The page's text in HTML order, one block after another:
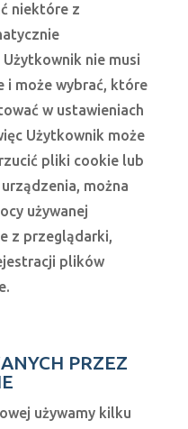
niektóre z
nie musi
i może wybrać, które
w ustawieniach
Użytkownik może
pliki cookie lub
można
używanej
z przeglądarki,
plików
PRZEZ
używamy kilku